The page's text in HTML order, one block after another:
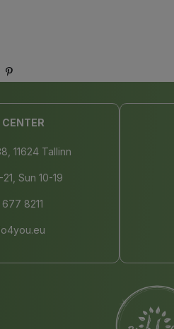
11624 Tallinn
Sun 10-19
8211